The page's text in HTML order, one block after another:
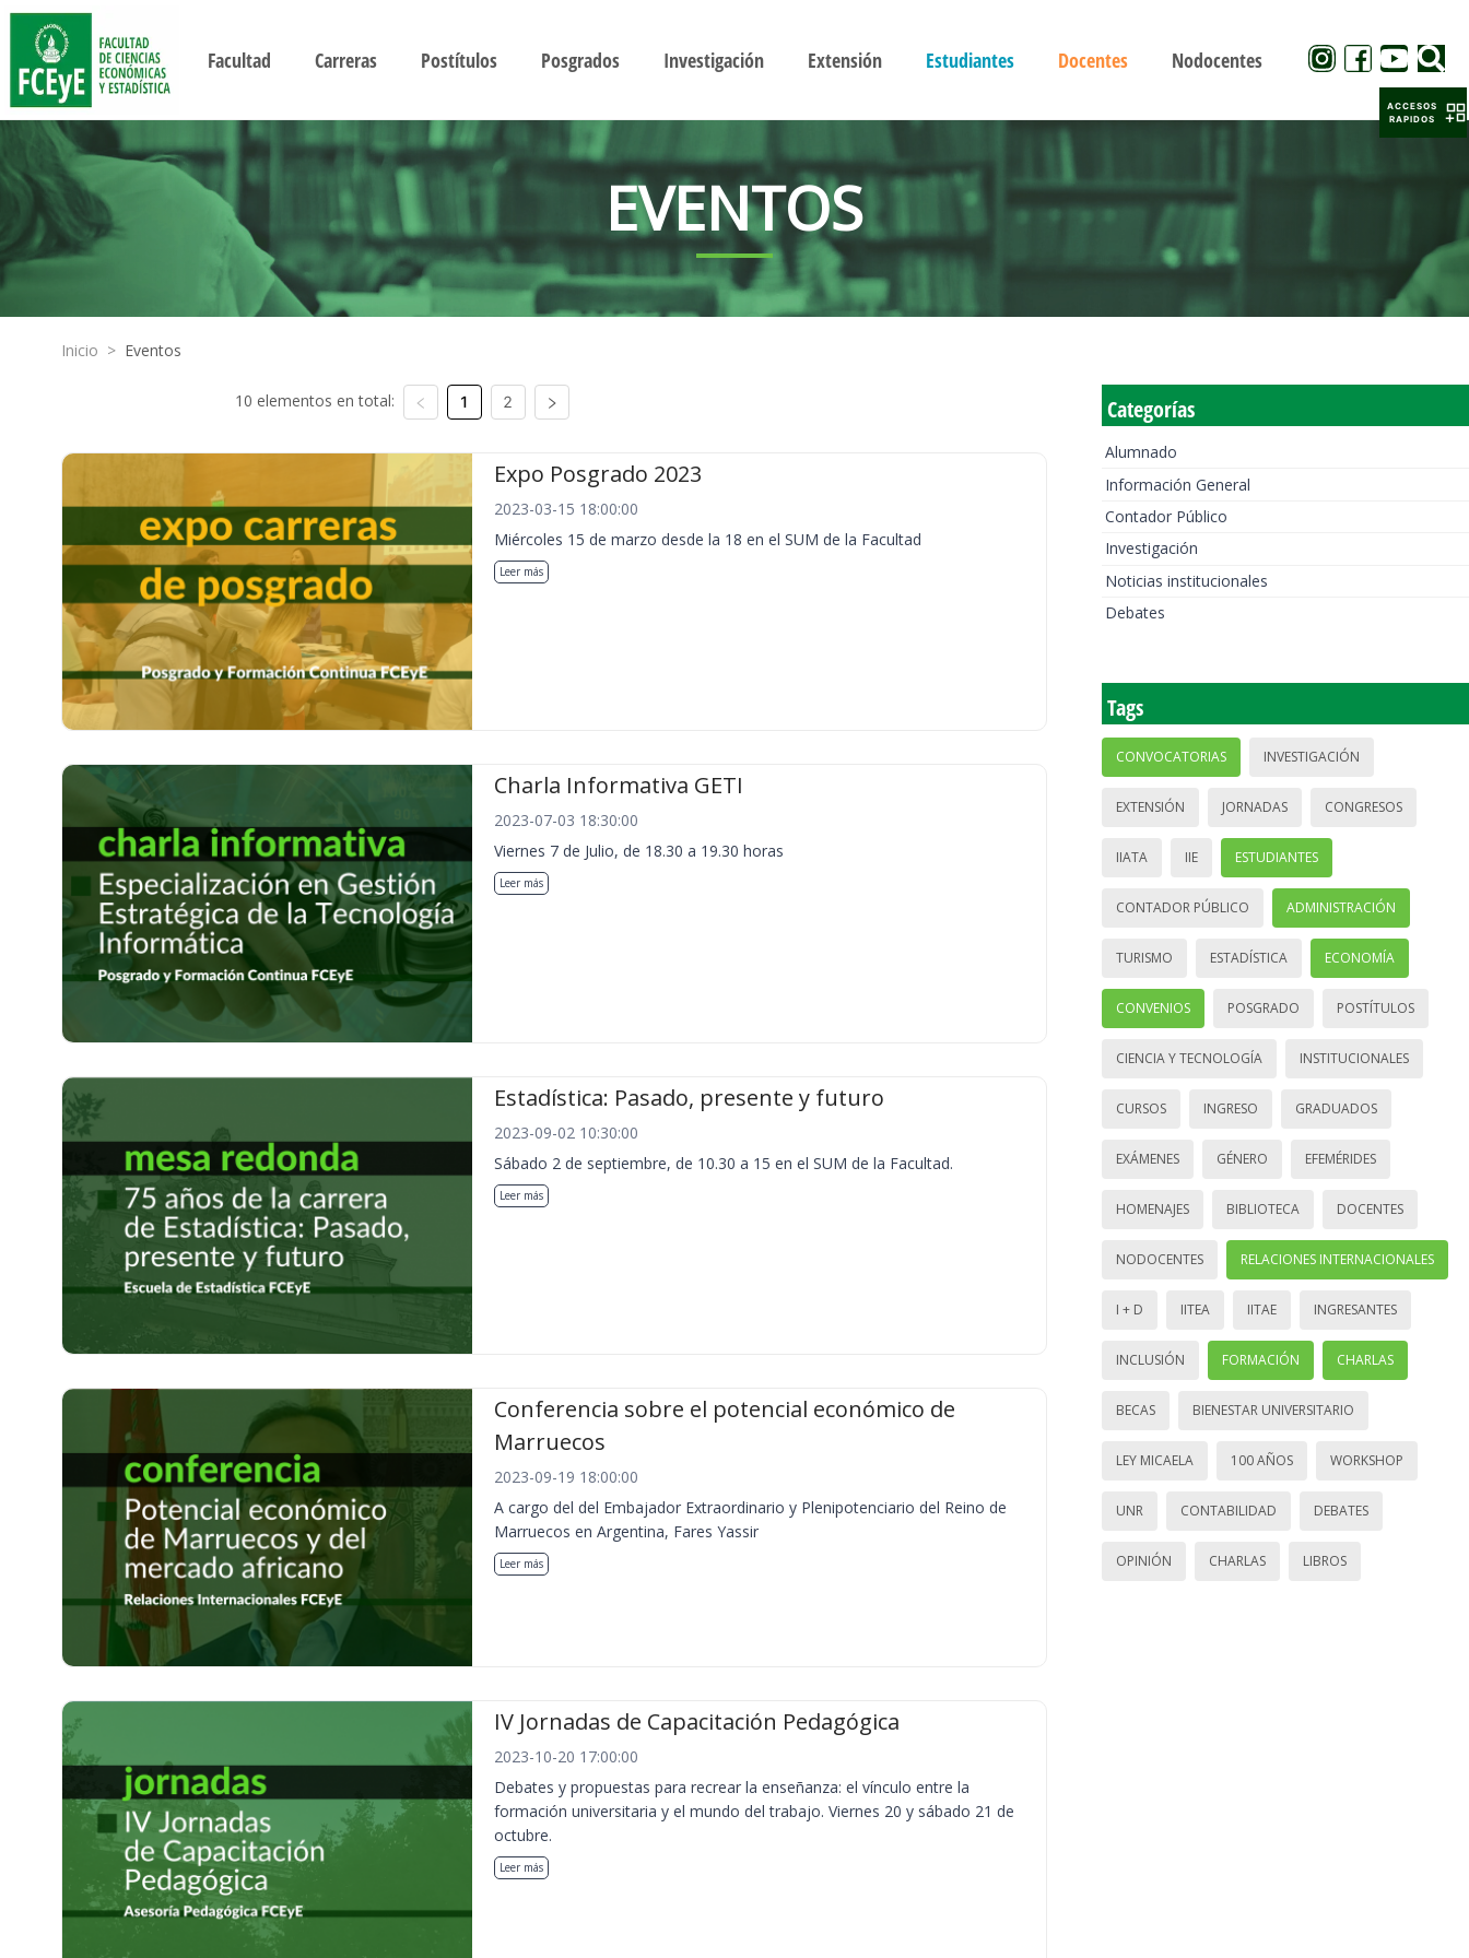
Facultad Carreras Postítulos Posgrados Investigación Extensión Estudiantes Docentes Nodocentes
EVENTOS
Inicio > Eventos
10 elementos en total: 1 2
Expo Posgrado 2023
2023-03-15 18:00:00
Miércoles 15 de marzo desde la 18 en el SUM de la Facultad
Leer más
Charla Informativa GETI
2023-07-03 18:30:00
Viernes 7 de Julio, de 18.30 a 19.30 horas
Leer más
Estadística: Pasado, presente y futuro
2023-09-02 10:30:00
Sábado 2 de septiembre, de 10.30 a 15 en el SUM de la Facultad.
Leer más
Conferencia sobre el potencial económico de
Marruecos
2023-09-19 18:00:00
A cargo del del Embajador Extraordinario y Plenipotenciario del Reino de
Marruecos en Argentina, Fares Yassir
Leer más
IV Jornadas de Capacitación Pedagógica
2023-10-20 17:00:00
Debates y propuestas para recrear la enseñanza: el vínculo entre la
formación universitaria y el mundo del trabajo. Viernes 20 y sábado 21 de
octubre.
Leer más
Categorías
Alumnado
Información General
Contador Público
Investigación
Noticias institucionales
Debates
Tags
CONVOCATORIAS INVESTIGACIÓN
EXTENSIÓN JORNADAS CONGRESOS
IIATA IIE ESTUDIANTES
CONTADOR PÚBLICO ADMINISTRACIÓN
TURISMO ESTADÍSTICA ECONOMÍA
CONVENIOS POSGRADO POSTÍTULOS
CIENCIA Y TECNOLOGÍA INSTITUCIONALES
CURSOS INGRESO GRADUADOS
EXÁMENES GÉNERO EFEMÉRIDES
HOMENAJES BIBLIOTECA DOCENTES
NODOCENTES RELACIONES INTERNACIONALES
I + D IITEA IITAE INGRESANTES
INCLUSIÓN FORMACIÓN CHARLAS
BECAS BIENESTAR UNIVERSITARIO
LEY MICAELA 100 AÑOS WORKSHOP
UNR CONTABILIDAD DEBATES
OPINIÓN CHARLAS LIBROS
ACCESOS
RAPIDOS